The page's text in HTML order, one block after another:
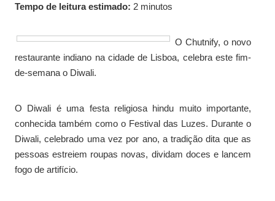
Tempo de leitura estimado: 2 minutos
O Chutnify, o novo
restaurante indiano na cidade de Lisboa, celebra este fim-
de-semana o Diwali.
O Diwali é uma festa religiosa hindu muito importante,
conhecida também como o Festival das Luzes. Durante o
Diwali, celebrado uma vez por ano, a tradição dita que as
pessoas estreiem roupas novas, dividam doces e lancem
fogo de artifício.